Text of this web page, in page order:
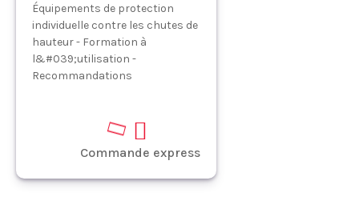
Équipements de protection
individuelle contre les chutes de
hauteur - Formation à
l&#039;utilisation -
Recommandations
Commande express